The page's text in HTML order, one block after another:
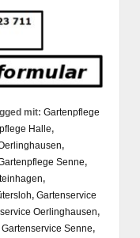
mit: Gartenpflege
Halle,
,
Senne,
,
, Gartenservice
Oerlinghausen,
Gartenservice Senne,